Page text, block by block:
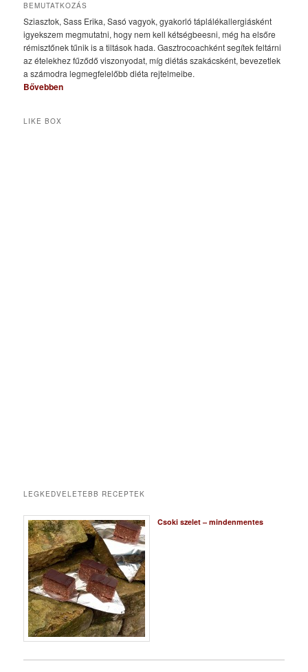
BEMUTATKOZÁS
Sziasztok, Sass Erika, Sasó vagyok, gyakorló táplálékallergiásként
igyekszem megmutatni, hogy nem kell kétségbeesni, még ha elsőre
rémisztőnek tűnik is a tiltások hada. Gasztrocoachként segítek feltárni
az ételekhez fűződő viszonyodat, míg diétás szakácsként, bevezetlek
a számodra legmegfelelőbb diéta rejtelmeibe.
Bővebben
LIKE BOX
LEGKEDVELETEBB RECEPTEK
Csoki szelet – mindenmentes